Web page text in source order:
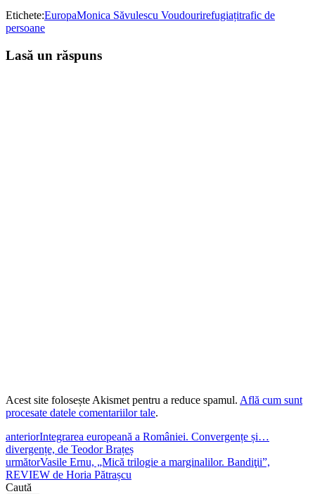
Etichete:EuropaMonica Săvulescu Voudourirefugiațitrafic de
persoane
Lasă un răspuns
Acest site folosește Akismet pentru a reduce spamul. Află cum sunt
procesate datele comentariilor tale.
anteriorIntegrarea europeană a României. Convergențe și…
divergențe, de Teodor Brațeș
următorVasile Ernu, „Mică trilogie a marginalilor. Bandiţii”,
REVIEW de Horia Pătrașcu
Caută